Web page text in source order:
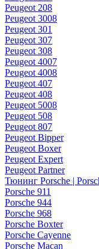
Peugeot 208
Peugeot 3008
Peugeot 301
Peugeot 307
Peugeot 308
Peugeot 4007
Peugeot 4008
Peugeot 407
Peugeot 408
Peugeot 5008
Peugeot 508
Peugeot 807
Peugeot Bipper
Peugeot Boxer
Peugeot Expert
Peugeot Partner
Тюнинг Porsche |
Porsche 911
Porsche 944
Porsche 968
Porsche Boxter
Porsche Cayenne
Porsche Macan